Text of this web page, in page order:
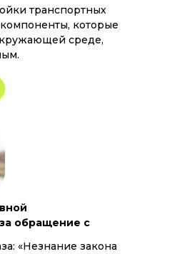
транспортных
которые
среде,
обращение с
«Незнание закона